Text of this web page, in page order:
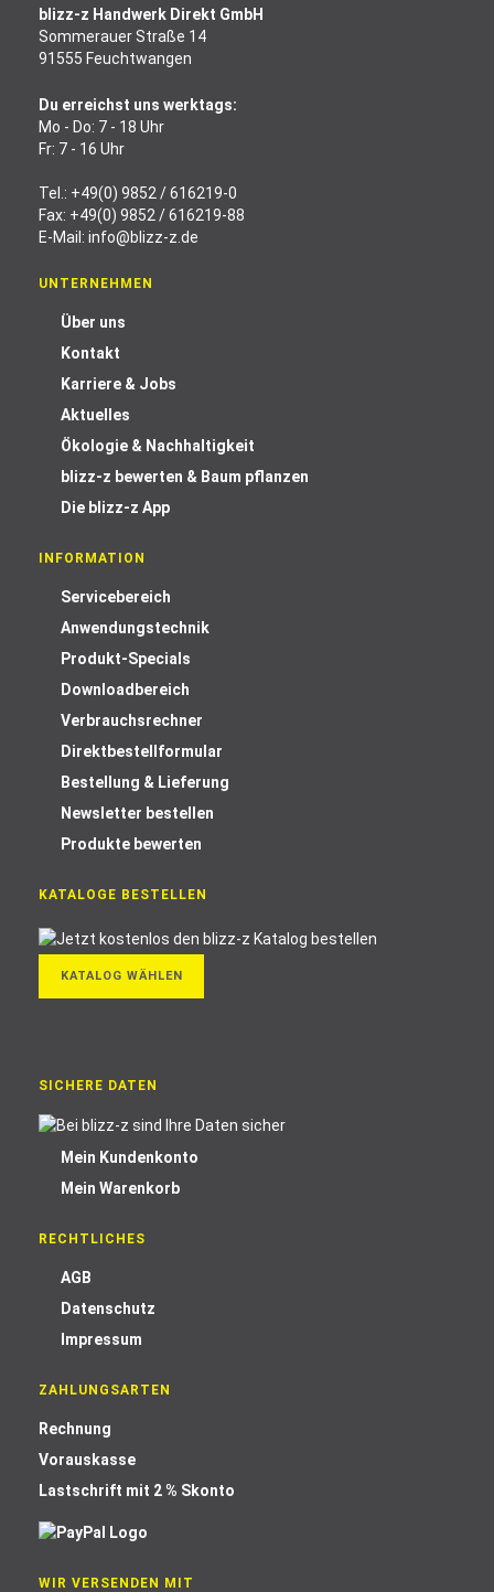
blizz-z Handwerk Direkt GmbH
Sommerauer Straße 14
91555 Feuchtwangen
Du erreichst uns werktags:
Mo - Do: 7 - 18 Uhr
Fr: 7 - 16 Uhr
Tel.: +49(0) 9852 / 616219-0
Fax: +49(0) 9852 / 616219-88
E-Mail: info@blizz-z.de
UNTERNEHMEN
Über uns
Kontakt
Karriere & Jobs
Aktuelles
Ökologie & Nachhaltigkeit
blizz-z bewerten & Baum pflanzen
Die blizz-z App
INFORMATION
Servicebereich
Anwendungstechnik
Produkt-Specials
Downloadbereich
Verbrauchsrechner
Direktbestellformular
Bestellung & Lieferung
Newsletter bestellen
Produkte bewerten
KATALOGE BESTELLEN
KATALOG WÄHLEN
SICHERE DATEN
Mein Kundenkonto
Mein Warenkorb
RECHTLICHES
AGB
Datenschutz
Impressum
ZAHLUNGSARTEN
Rechnung
Vorauskasse
Lastschrift mit 2 % Skonto
WIR VERSENDEN MIT